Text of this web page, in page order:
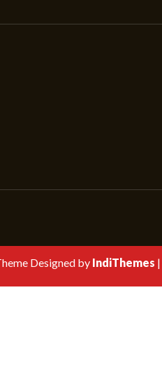
Designed by IndiThemes |